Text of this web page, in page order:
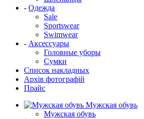
- Одежда
Sale
Sportswear
Swimwear
- Аксессуары
Головные уборы
Сумки
Список накладных
Архів фотографій
Прайс
Мужская обувь
Мужская обувь